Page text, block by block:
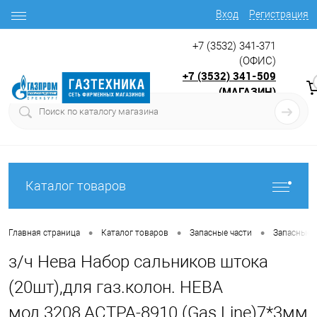
Вход Регистрация
+7 (3532) 341-371
(ОФИС)
+7 (3532) 341-509
(МАГАЗИН)
Каталог товаров
Главная страница • Каталог товаров • Запасные части • Запасные
з/ч Нева Набор сальников штока
(20шт),для газ.колон. НЕВА
мод.3208,АСТРА-8910 (Gas Line)7*3мм